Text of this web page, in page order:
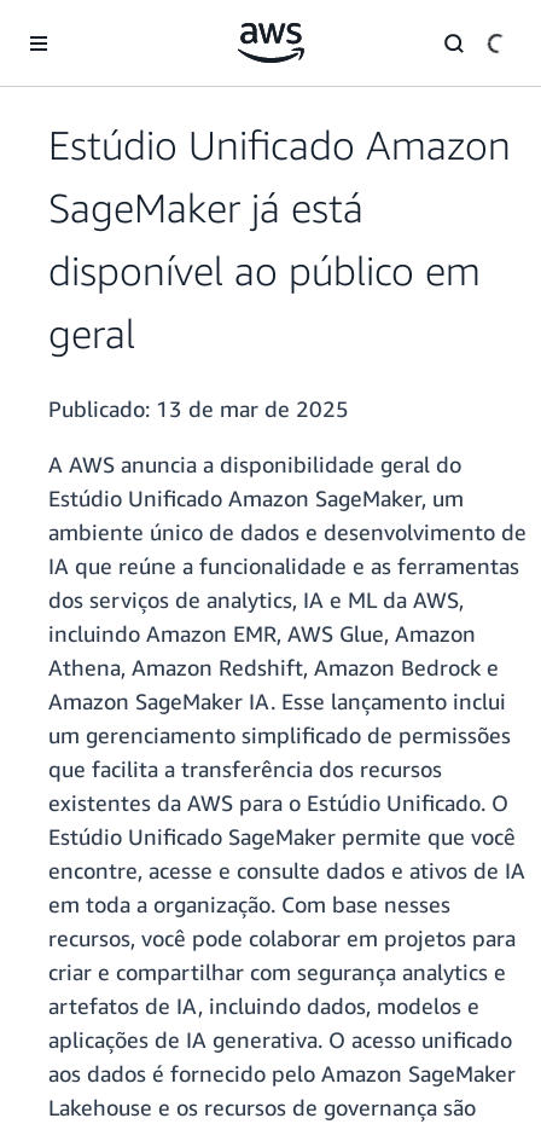
Pular para o conteúdo principal
Estúdio Unificado Amazon
SageMaker já está
disponível ao público em
geral
Publicado: 13 de mar de 2025
A AWS anuncia a disponibilidade geral do
Estúdio Unificado Amazon SageMaker, um
ambiente único de dados e desenvolvimento de
IA que reúne a funcionalidade e as ferramentas
dos serviços de analytics, IA e ML da AWS,
incluindo Amazon EMR, AWS Glue, Amazon
Athena, Amazon Redshift, Amazon Bedrock e
Amazon SageMaker IA. Esse lançamento inclui
um gerenciamento simplificado de permissões
que facilita a transferência dos recursos
existentes da AWS para o Estúdio Unificado. O
Estúdio Unificado SageMaker permite que você
encontre, acesse e consulte dados e ativos de IA
em toda a organização. Com base nesses
recursos, você pode colaborar em projetos para
criar e compartilhar com segurança analytics e
artefatos de IA, incluindo dados, modelos e
aplicações de IA generativa. O acesso unificado
aos dados é fornecido pelo Amazon SageMaker
Lakehouse e os recursos de governança são